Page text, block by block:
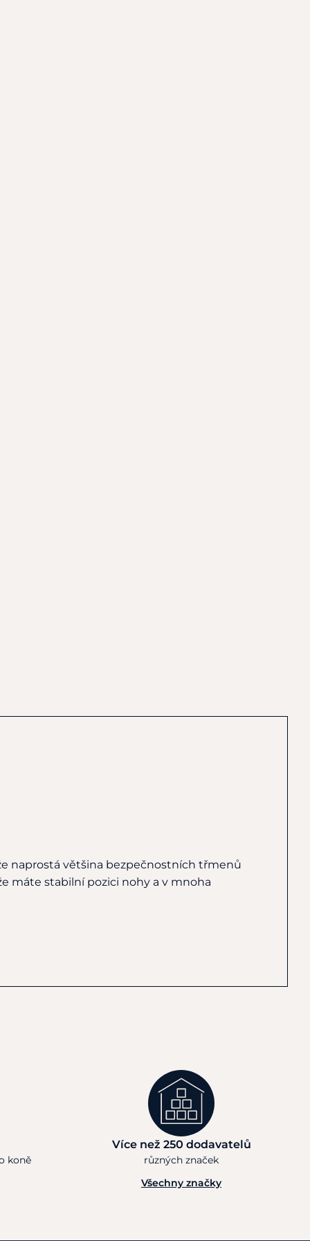
naprostá většina bezpečnostních třmenů
máte stabilní pozici nohy a v mnoha
koně
Více než 250 dodavatelů
různých značek
Všechny značky